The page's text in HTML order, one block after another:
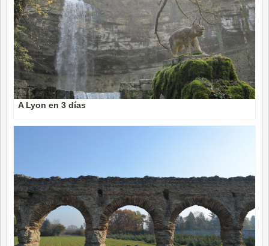
A Lyon en 3 días